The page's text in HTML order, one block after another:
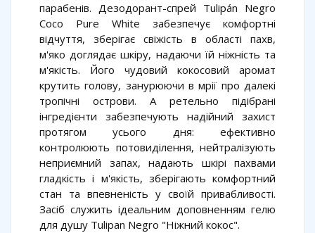
парабенів. Дезодорант-спрей Tulipán Negro
Coco Pure White забезпечує комфортні
відчуття, зберігає свіжість в області пахв,
м'яко доглядає шкіру, надаючи їй ніжність та
м'якість. Його чудовий кокосовий аромат
крутить голову, занурюючи в мрії про далекі
тропічні острови. А ретельно підібрані
інгредієнти забезпечують надійний захист
протягом усього дня: ефективно
контролюють потовиділення, нейтралізують
неприємний запах, надають шкірі пахвами
гладкість і м'якість, зберігають комфортний
стан та впевненість у своїй привабливості.
Засіб служить ідеальним доповненням гелю
для душу Tulipan Negro "Ніжний кокос".